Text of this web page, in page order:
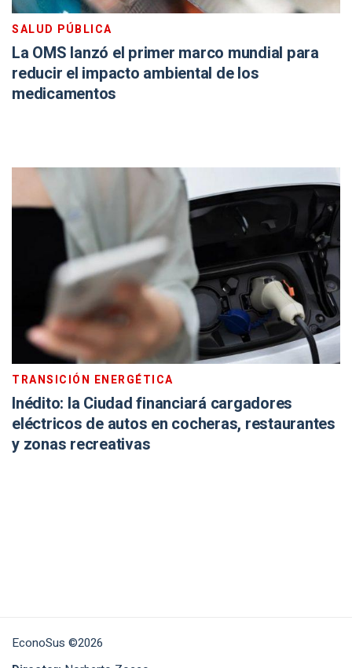
SALUD PÚBLICA
La OMS lanzó el primer marco mundial para
reducir el impacto ambiental de los
medicamentos
TRANSICIÓN ENERGÉTICA
Inédito: la Ciudad financiará cargadores
eléctricos de autos en cocheras, restaurantes
y zonas recreativas
EconoSus ©2026